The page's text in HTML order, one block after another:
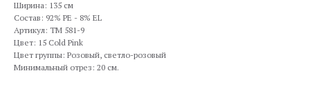
Ширина: 135 см
Состав: 92% PE - 8% EL
Артикул: TM 581-9
Цвет: 15 Cold Pink
Цвет группы: Розовый, светло-розовый
Минимальный отрез: 20 см.